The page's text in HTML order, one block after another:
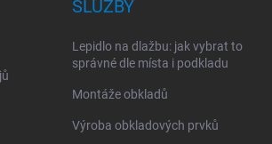
SLUŽBY
Lepidlo na dlažbu: jak vybrat to
správné dle místa i podkladu
Montáže obkladů
Výroba obkladových prvků